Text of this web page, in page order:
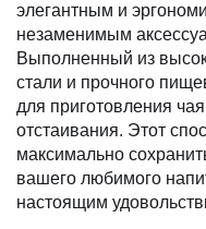
элегантным и
незаменимым
Выполненный из
стали и прочного
для приготовления
отстаивания. Этот
максимально
вашего любимого
настоящим